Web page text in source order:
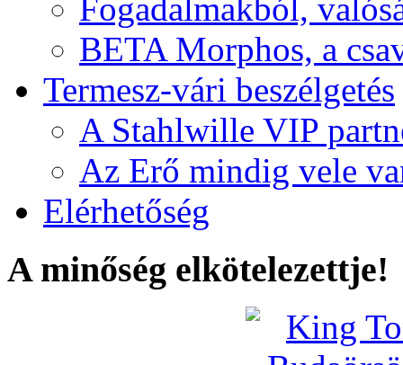
Fogadalmakból,
BETA Morphos, a
Termesz-vári beszélgetés
A Stahlwille VIP
Az Erő mindig vele
Elérhetőség
A minőség elkötelezettje!